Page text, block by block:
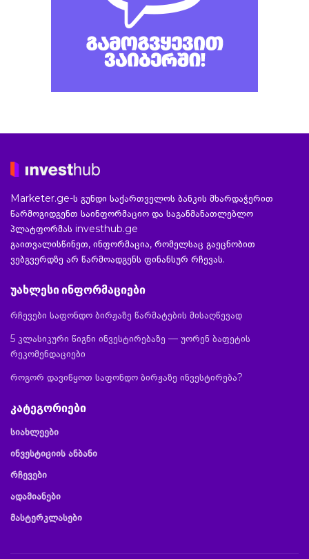
Marketer.ge-ს გუნდი საქართველოს ბანკის მხარდაჭერით
წარმოგიდგენთ საინფორმაციო და საგანმანათლებლო
პლატფორმას investhub.ge
გაითვალისწინეთ, ინფორმაცია, რომელსაც გაეცნობით
ვებგვერდზე არ წარმოადგენს ფინანსურ რჩევას.
უახლესი ინფორმაციები
რჩევები საფონდო ბირჟაზე წარმატების მისაღწევად
5 კლასიკური წიგნი ინვესტირებაზე — უორენ ბაფეტის
რეკომენდაციები
როგორ დავიწყოთ საფონდო ბირჟაზე ინვესტირება?
კატეგორიები
სიახლეები
ინვესტიციის ანბანი
რჩევები
ადამიანები
მასტერკლასები